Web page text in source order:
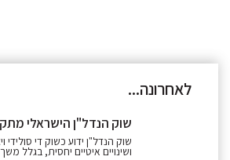
לאחרונה...
שוק הנדל"ן הישראלי
שוק הנדל"ן ידוע כשוק די סולידי
ושינויים איטיים יחסית, בגלל